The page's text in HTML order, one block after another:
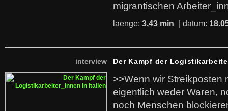
migrantischen
laenge: 3,43 min | datum:
interview Der Kampf der
>>Wenn wir Streikposten
eigentlich weder Waren,
noch Menschen